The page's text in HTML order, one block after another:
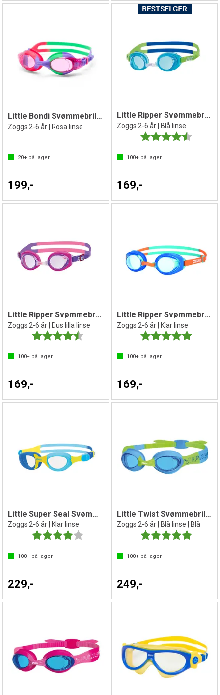
Little Bondi Svømmebrille barn
Zoggs 2-6 år | Rosa linse
20+ på lager
199,-
Little Ripper Svømmebrille barn
Zoggs 2-6 år | Blå linse
Karakter:
100+på lager
169,-
Little Ripper Svømmebrille barn
Zoggs 2-6 år | Dus lilla linse
Karakter:
4.9 av 5 mulige
100+ på lager
169,-
Little Ripper Svømmebrille barn
Zoggs 2-6 år | Klar linse
Karakter:
100+på lager
169,-
Little Super Seal Svømmebrille barn
Zoggs 2-6 år | Klar linse
Karakter:
4.0 av 5 mulige
100+ på lager
229,-
Little Twist Svømmebrille barn
Zoggs 2-6 år | Blå linse | Blå
Karakter:
100+på lager
249,-